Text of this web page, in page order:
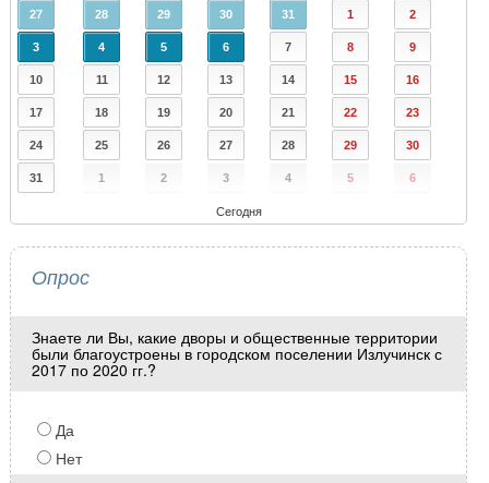
27 28 29 30 31 1 2
3 4 5 6 7 8 9
10 11 12 13 14 15 16
17 18 19 20 21 22 23
24 25 26 27 28 29 30
31 1 2 3 4 5 6
Сегодня
Опрос
Знаете ли Вы, какие дворы и общественные территории
были благоустроены в городском поселении Излучинск с
2017 по 2020 гг.?
Да
Нет